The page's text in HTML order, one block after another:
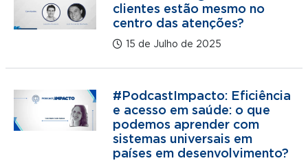
clientes estão mesmo no
centro das atenções?
15 de Julho de 2025
#PodcastImpacto: Eficiência
e acesso em saúde: o que
podemos aprender com
sistemas universais em
países em desenvolvimento?